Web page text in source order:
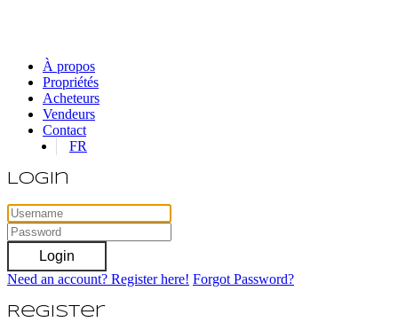
À propos
Propriétés
Acheteurs
Vendeurs
Contact
FR
Login
Login
Need an account? Register here! Forgot Password?
Register